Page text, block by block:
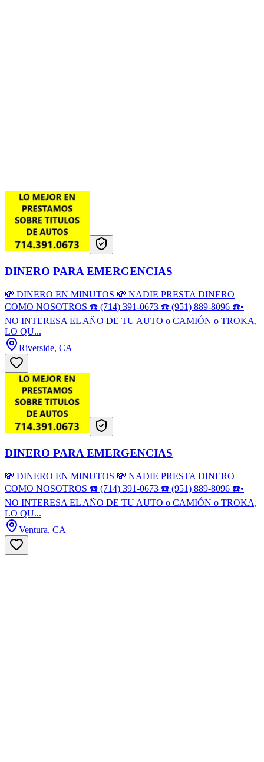
DINERO PARA EMERGENCIAS
💸 DINERO EN MINUTOS 💸 NADIE PRESTA DINERO
COMO NOSOTROS ☎️ (714) 391-0673 ☎️ (951) 889-8096 ☎️•
NO INTERESA EL AÑO DE TU AUTO o CAMIÓN o TROKA,
LO QU...
Riverside, CA
DINERO PARA EMERGENCIAS
💸 DINERO EN MINUTOS 💸 NADIE PRESTA DINERO
COMO NOSOTROS ☎️ (714) 391-0673 ☎️ (951) 889-8096 ☎️•
NO INTERESA EL AÑO DE TU AUTO o CAMIÓN o TROKA,
LO QU...
Ventura, CA